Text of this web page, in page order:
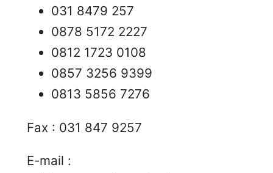
031 8479 257
0878 5172 2227
0812 1723 0108
0857 3256 9399
0813 5856 7276
Fax : 031 847 9257
E-mail :